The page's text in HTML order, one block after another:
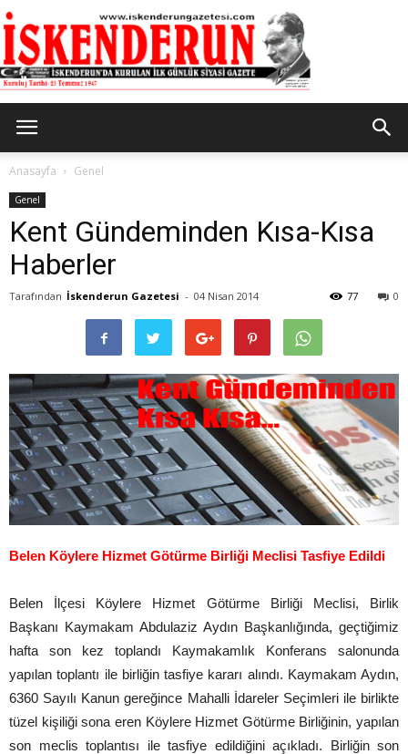
Gazetesi
Anasayfa Genel
Genel
Kent Gündeminden Kısa-Kısa
Haberler
Tarafından İskenderun Gazetesi - 04 Nisan 2014 0
77
Belen Köylere Hizmet Götürme Birliği Meclisi Tasfiye Edildi
Belen İlçesi Köylere Hizmet Götürme Birliği Meclisi, Birlik
Başkanı Kaymakam Abdulaziz Aydın Başkanlığında, geçtiğimiz
hafta son kez toplandı Kaymakamlık Konferans salonunda
yapılan toplantı ile birliğin tasfiye kararı alındı. Kaymakam Aydın,
6360 Sayılı Kanun gereğince Mahalli İdareler Seçimleri ile birlikte
tüzel kişiliği sona eren Köylere Hizmet Götürme Birliğinin, yapılan
son meclis toplantısı ile tasfiye edildiğini açıkladı. Birliğin son